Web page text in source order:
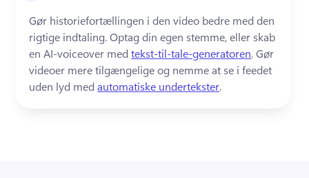
Gør historiefortællingen i den video bedre med den
rigtige indtaling. Optag din egen stemme, eller skab
en AI-voiceover med tekst-til-tale-generatoren. Gør
videoer mere tilgængelige og nemme at se i feedet
uden lyd med automatiske undertekster.